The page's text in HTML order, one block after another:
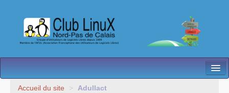
L’Association
Accueil du site > Adullact